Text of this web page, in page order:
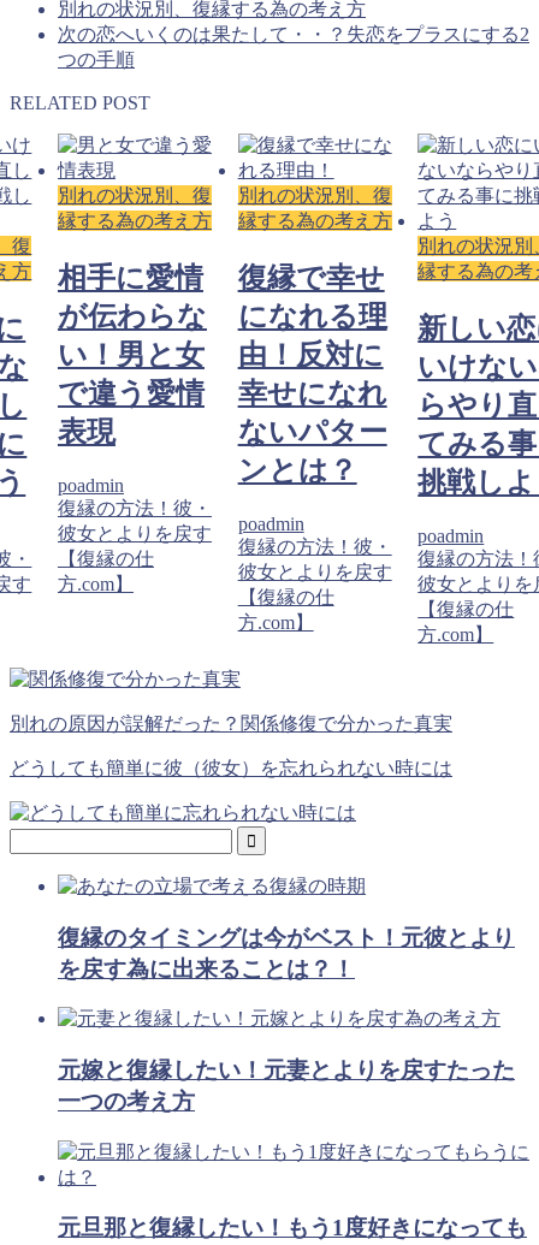
別れの状況別、復縁する為の考え方
次の恋へいくのは果たして・・？失恋をプラスにする2
つの手順
RELATED POST
復
方
・
す
別れの状況別、復
縁する為の考え方
相手に愛情
が伝わらな
い！男と女
で違う愛情
表現
poadmin
復縁の方法！彼・
彼女とよりを戻す
【復縁の仕
方.com】
別れの状況別、復
縁する為の考え方
復縁で幸せ
になれる理
由！反対に
幸せになれ
ないパター
ンとは？
poadmin
復縁の方法！彼・
彼女とよりを戻す
【復縁の仕
方.com】
別れの状況別
縁する為の考
新しい
いけな
らやり
てみる
挑戦し
poadmin
復縁の方法！
彼女とよりを
【復縁の仕
方.com】
別れの原因が誤解だった？関係修復で分かった真実
どうしても簡単に彼（彼女）を忘れられない時には
復縁のタイミングは今がベスト！元彼とより
を戻す為に出来ることは？！
元嫁と復縁したい！元妻とよりを戻すたった
一つの考え方
元旦那と復縁したい！もう1度好きになっても